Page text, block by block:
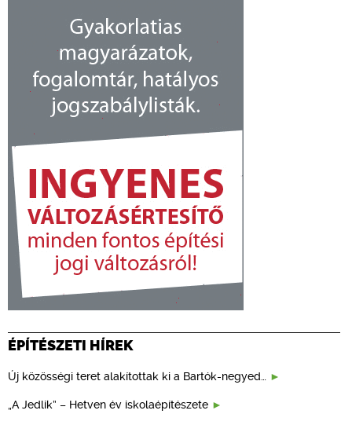
ÉPÍTÉSZETI HÍREK
Új közösségi teret alakítottak ki a Bartók-negyed…
„A Jedlik” – Hetven év iskolaépítészete